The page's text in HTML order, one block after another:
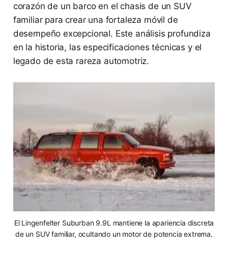
corazón de un barco en el chasis de un SUV
familiar para crear una fortaleza móvil de
desempeño excepcional. Este análisis profundiza
en la historia, las especificaciones técnicas y el
legado de esta rareza automotriz.
El Lingenfelter Suburban 9.9L mantiene la apariencia discreta
de un SUV familiar, ocultando un motor de potencia extrema.